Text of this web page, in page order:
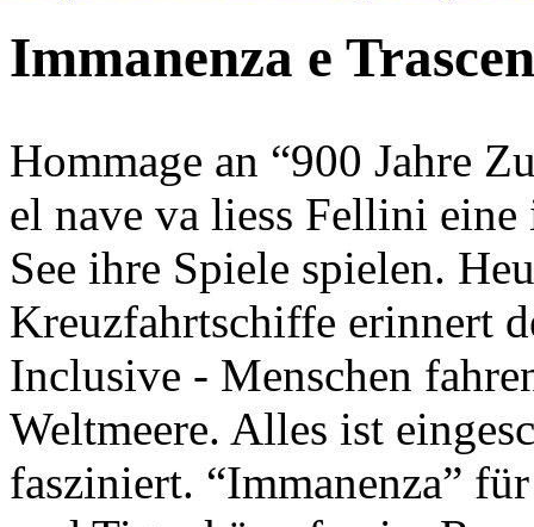
Immanenza e
Hommage an “900 Jahre
el nave va liess Fellini
See ihre Spiele spielen.
Kreuzfahrtschiffe erinnert
Inclusive - Menschen
Weltmeere. Alles ist
fasziniert. “Immanenza”